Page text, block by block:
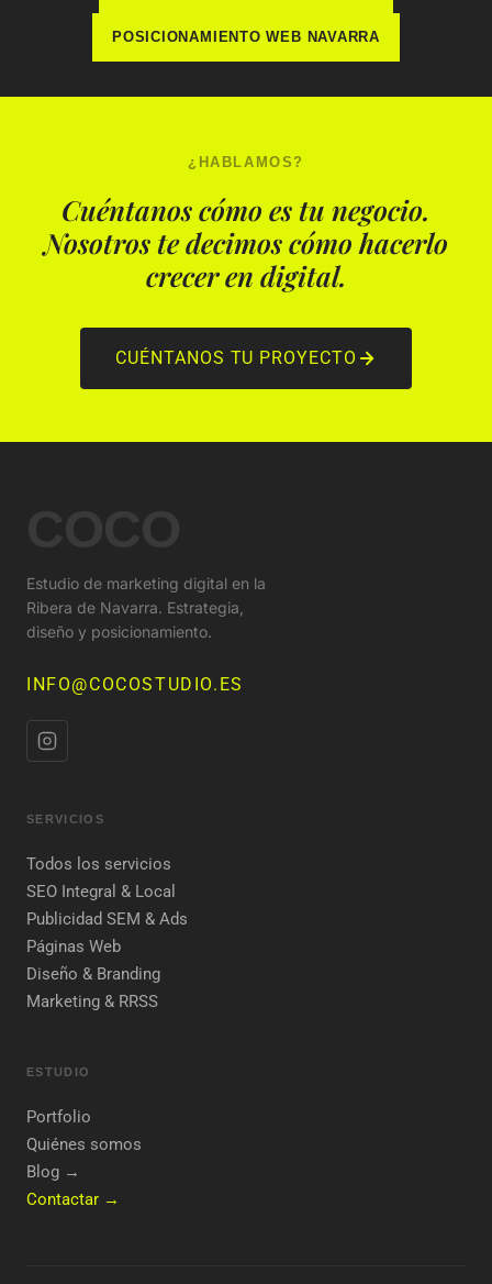
POSICIONAMIENTO WEB NAVARRA
¿HABLAMOS?
Cuéntanos cómo es tu negocio.
Nosotros te decimos cómo hacerlo
crecer en digital.
CUÉNTANOS TU PROYECTO
Estudio de marketing digital en la
Ribera de Navarra. Estrategia,
diseño y posicionamiento.
INFO@COCOSTUDIO.ES
SERVICIOS
Todos los servicios
SEO Integral & Local
Publicidad SEM & Ads
Páginas Web
Diseño & Branding
Marketing & RRSS
ESTUDIO
Portfolio
Quiénes somos
Blog →
Contactar →